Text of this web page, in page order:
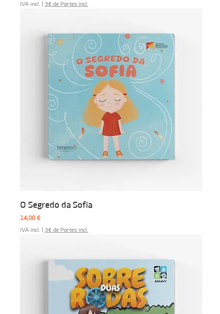
IVA incl. 3€ de Portes incl.
O Segredo da Sofia
Preço
14,00 €
IVA incl. 3€ de Portes incl.